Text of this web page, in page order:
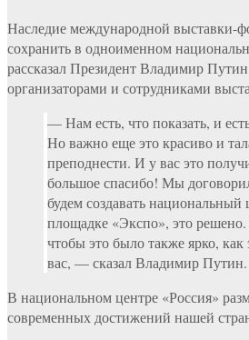
Наследие международной выставки-
сохранить в одноименном
рассказал Президент Владимир Путин
организаторами и сотрудниками
— Нам есть, что показать, и
Но важно еще это красиво и
преподнести. И у вас это
большое спасибо! Мы
будем создавать национальный
площадке «Экспо», это
чтобы это было также ярко, как
вас, — сказал Владимир Путин.
В национальном центре «Россия»
современных достижений нашей